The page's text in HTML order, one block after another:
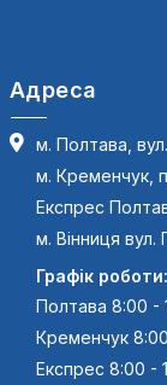
Адреса
м. Полтава,
м. Кременчук,
Експрес
м. Вінниця вул.
Графік роботи:
Полтава 8:00 -
Кременчук
Експрес 8:00 -